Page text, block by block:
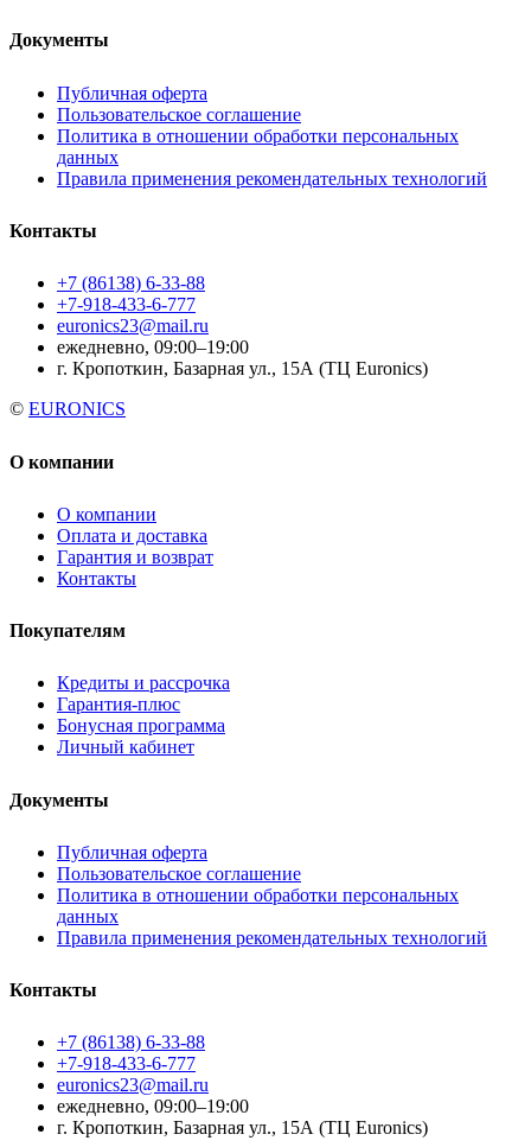
Документы
Публичная оферта
Пользовательское соглашение
Политика в отношении обработки персональных
данных
Правила применения рекомендательных технологий
Контакты
+7 (86138) 6-33-88
+7-918-433-6-777
euronics23@mail.ru
ежедневно, 09:00–19:00
г. Кропоткин, Базарная ул., 15А (ТЦ Euronics)
© EURONICS
О компании
О компании
Оплата и доставка
Гарантия и возврат
Контакты
Покупателям
Кредиты и рассрочка
Гарантия-плюс
Бонусная программа
Личный кабинет
Документы
Публичная оферта
Пользовательское соглашение
Политика в отношении обработки персональных
данных
Правила применения рекомендательных технологий
Контакты
+7 (86138) 6-33-88
+7-918-433-6-777
euronics23@mail.ru
ежедневно, 09:00–19:00
г. Кропоткин, Базарная ул., 15А (ТЦ Euronics)